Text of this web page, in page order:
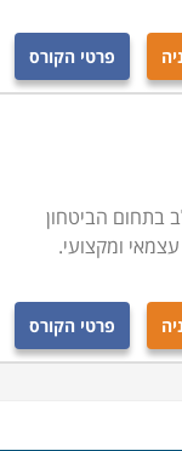
משתתפים גם
מתאים גם לאנשים
להיכנס לתחום זה
פרטי הקורס
בתחום הביטחון
ומקצועי.
פרטי הקורס